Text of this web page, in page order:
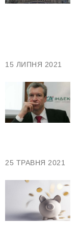
15 ЛИПНЯ 2021
25 ТРАВНЯ 2021